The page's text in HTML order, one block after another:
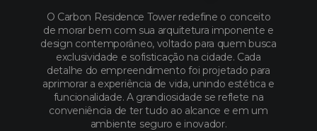
O Carbon Residence Tower redefine o conceito
de morar bem com sua arquitetura imponente e
design contemporâneo, voltado para quem busca
exclusividade e sofisticação na cidade. Cada
detalhe do empreendimento foi projetado para
aprimorar a experiência de vida, unindo estética e
funcionalidade. A grandiosidade se reflete na
conveniência de ter tudo ao alcance e em um
ambiente seguro e inovador.